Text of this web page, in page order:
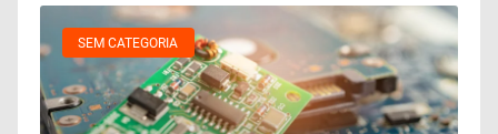
SEM CATEGORIA